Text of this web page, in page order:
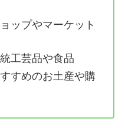
ップやマーケット
工芸品や食品
すめのお土産や購